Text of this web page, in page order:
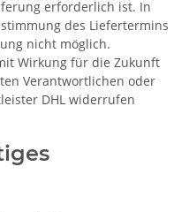
erforderlich ist. In
des Liefertermins
nicht möglich.
Wirkung für die Zukunft
Verantwortlichen oder
DHL widerrufen